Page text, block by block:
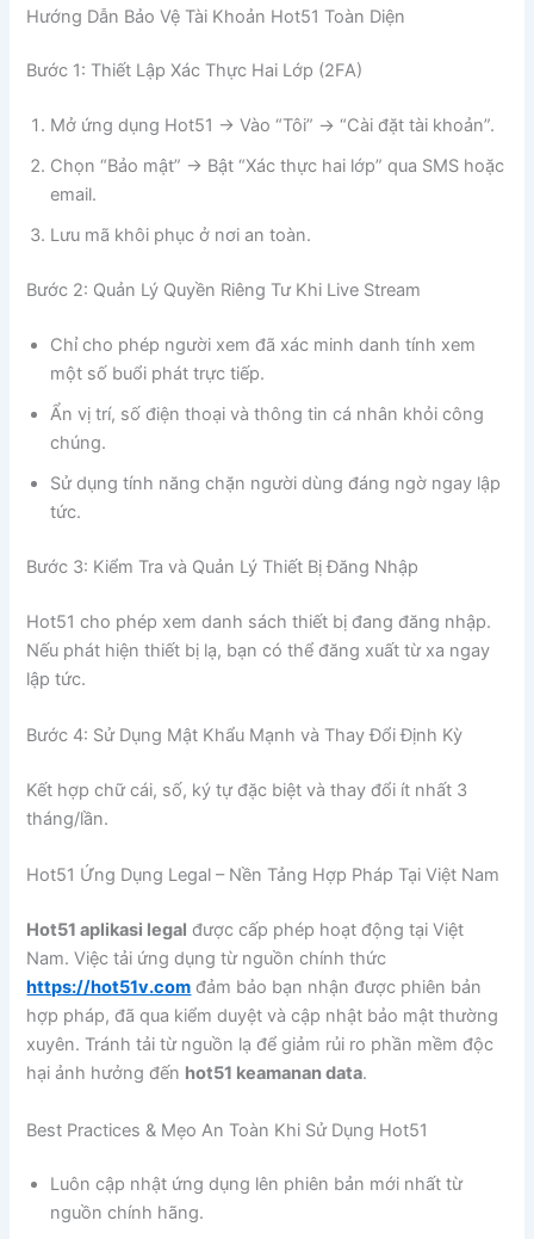
Hướng Dẫn Bảo Vệ Tài Khoản Hot51 Toàn Diện
Bước 1: Thiết Lập Xác Thực Hai Lớp (2FA)
Mở ứng dụng Hot51 → Vào “Tôi” → “Cài đặt tài khoản”.
Chọn “Bảo mật” → Bật “Xác thực hai lớp” qua SMS hoặc
email.
Lưu mã khôi phục ở nơi an toàn.
Bước 2: Quản Lý Quyền Riêng Tư Khi Live Stream
Chỉ cho phép người xem đã xác minh danh tính xem
một số buổi phát trực tiếp.
Ẩn vị trí, số điện thoại và thông tin cá nhân khỏi công
chúng.
Sử dụng tính năng chặn người dùng đáng ngờ ngay lập
tức.
Bước 3: Kiểm Tra và Quản Lý Thiết Bị Đăng Nhập
Hot51 cho phép xem danh sách thiết bị đang đăng nhập.
Nếu phát hiện thiết bị lạ, bạn có thể đăng xuất từ xa ngay
lập tức.
Bước 4: Sử Dụng Mật Khẩu Mạnh và Thay Đổi Định Kỳ
Kết hợp chữ cái, số, ký tự đặc biệt và thay đổi ít nhất 3
tháng/lần.
Hot51 Ứng Dụng Legal – Nền Tảng Hợp Pháp Tại Việt Nam
Hot51 aplikasi legal được cấp phép hoạt động tại Việt
Nam. Việc tải ứng dụng từ nguồn chính thức
https://hot51v.com đảm bảo bạn nhận được phiên bản
hợp pháp, đã qua kiểm duyệt và cập nhật bảo mật thường
xuyên. Tránh tải từ nguồn lạ để giảm rủi ro phần mềm độc
hại ảnh hưởng đến hot51 keamanan data.
Best Practices & Mẹo An Toàn Khi Sử Dụng Hot51
Luôn cập nhật ứng dụng lên phiên bản mới nhất từ
nguồn chính hãng.